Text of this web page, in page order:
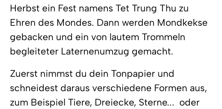
Herbst ein Fest namens Tet Trung Thu zu
Ehren des Mondes. Dann werden Mondkekse
gebacken und ein von lautem Trommeln
begleiteter Laternenumzug gemacht.
Zuerst nimmst du dein Tonpapier und
schneidest daraus verschiedene Formen aus,
zum Beispiel Tiere, Dreiecke, Sterne...  oder